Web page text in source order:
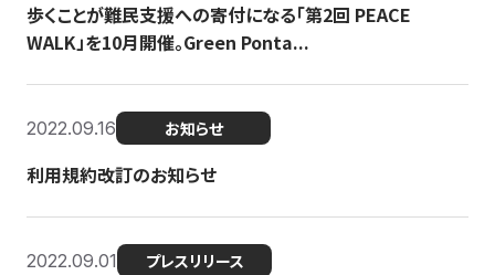
歩くことが難民支援への寄付になる「第2回 PEACE
WALK」を10月開催。Green Ponta...
2022.09.16 お知らせ
利用規約改訂のお知らせ
2022.09.01 プレスリリース